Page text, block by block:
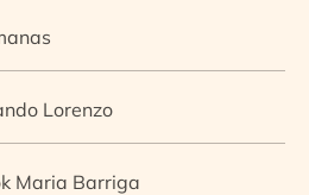
Lorenzo
Maria Barriga